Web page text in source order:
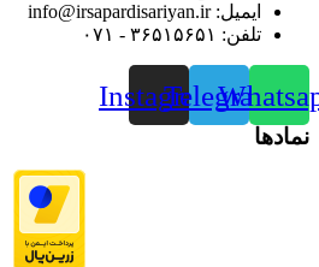
ایمیل: info@irsapardisariyan.ir
تلفن: ۳۶۵۱۵۶۵۱ - ۰۷۱
Telegram
Instagram
نمادها